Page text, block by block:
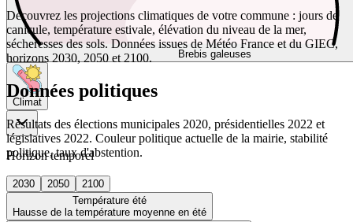
Brebis galeuses
Climat
Horizon temporel
2030 2050
2100
Température été
Hausse de la température moyenne en été
Découvrez les projections climatiques de votre commune : jours de
canicule, température estivale, élévation du niveau de la mer,
sécheresses des sols. Données issues de Météo France et du GIEC,
horizons 2030, 2050 et 2100.
Données politiques
Résultats des élections municipales 2020, présidentielles 2022 et
législatives 2022. Couleur politique actuelle de la mairie, stabilité
politique, taux d'abstention.